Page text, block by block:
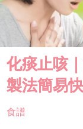
化痰止咳
製法簡易
食譜